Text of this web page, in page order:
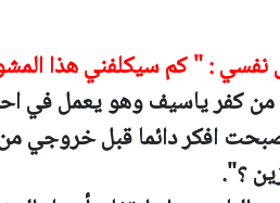
: " كم سيكلفني هذا
من كفر ياسيف وهو يعمل في
افكر دائما قبل خروجي
؟".